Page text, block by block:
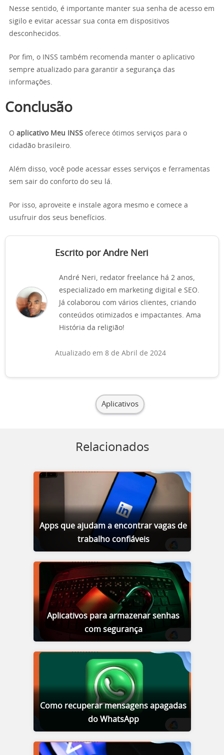
Nesse sentido, é importante manter sua senha de acesso em
sigilo e evitar acessar sua conta em dispositivos
desconhecidos.
Por fim, o INSS também recomenda manter o aplicativo
sempre atualizado para garantir a segurança das
informações.
Conclusão
O aplicativo Meu INSS oferece ótimos serviços para o
cidadão brasileiro.
Além disso, você pode acessar esses serviços e ferramentas
sem sair do conforto do seu lá.
Por isso, aproveite e instale agora mesmo e comece a
usufruir dos seus benefícios.
Escrito por Andre Neri
André Neri, redator freelance há 2 anos,
especializado em marketing digital e SEO.
Já colaborou com vários clientes, criando
conteúdos otimizados e impactantes. Ama
História da religião!
Atualizado em 8 de Abril de 2024
Aplicativos
Relacionados
Apps que ajudam a encontrar vagas de
trabalho confiáveis
Aplicativos para armazenar senhas
com segurança
Como recuperar mensagens apagadas
do WhatsApp